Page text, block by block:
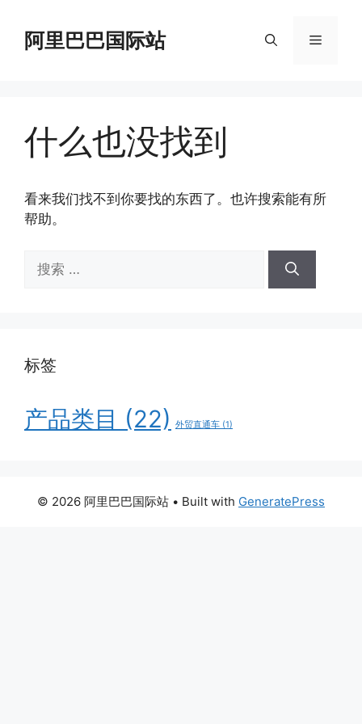
阿里巴巴国际站 菜
什么也没找到
看来我们找不到你要找的东西了。也许搜索能有所
帮助。
索：
标签
产品类目 (22) 外贸直通车 (1)
© 2026 阿里巴巴国际站 • Built with GeneratePress